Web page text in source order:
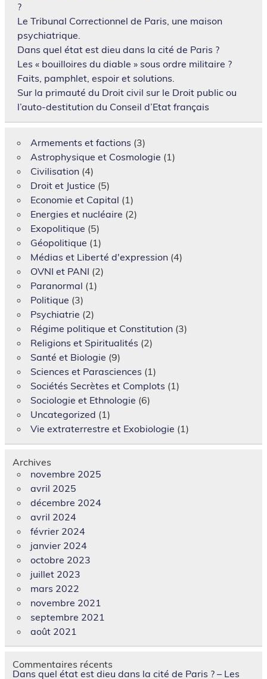
?
Le Tribunal Correctionnel de Paris, une maison
psychiatrique.
Dans quel état est dieu dans la cité de Paris ?
Les « bouilloires du diable » sous ordre militaire ?
Faits, pamphlet, espoir et solutions.
Sur la primauté du Droit civil sur le Droit public ou
l’auto-destitution du Conseil d’Etat français
Armements et factions (3)
Astrophysique et Cosmologie (1)
Civilisation(4)
Droit et Justice (5)
Economie et Capital (1)
Energies et nucléaire (2)
Exopolitique (5)
Géopolitique (1)
Médias et Liberté d'expression(4)
OVNI et PANI (2)
Paranormal (1)
Politique (3)
Psychiatrie (2)
Régime politique et Constitution(3)
Religions et Spiritualités (2)
Santé et Biologie (9)
Sciences et Parasciences (1)
Sociétés Secrètes et Complots (1)
Sociologie et Ethnologie (6)
Uncategorized (1)
Vie extraterrestre et Exobiologie (1)
Archives
novembre 2025
avril 2025
décembre 2024
avril 2024
février 2024
janvier 2024
octobre 2023
juillet 2023
mars 2022
novembre 2021
septembre 2021
août 2021
Commentaires récents
Dans quel état est dieu dans la cité de Paris ? – Les